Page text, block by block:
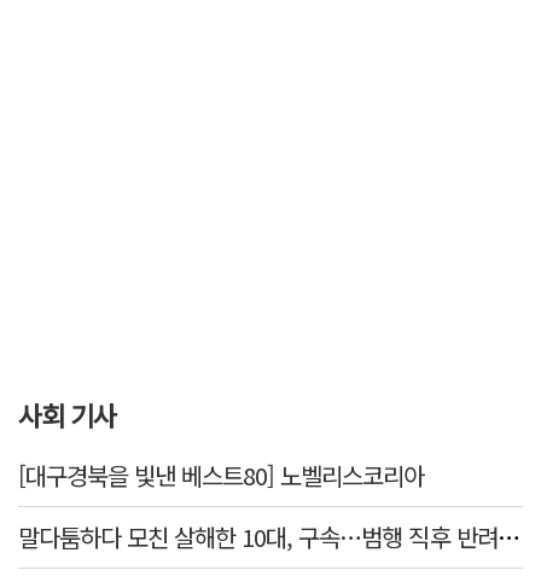
사회 기사
[대구경북을 빛낸 베스트80] 노벨리스코리아
말다툼하다 모친 살해한 10대, 구속…범행 직후 반려견도 죽여